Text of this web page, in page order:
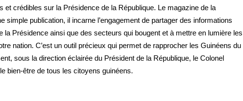
et crédibles sur la Présidence de la République. Le magazine de la
simple publication, il incarne l’engagement de partager des informations
la Présidence ainsi que des secteurs qui bougent et à mettre en lumière les
nation. C’est un outil précieux qui permet de rapprocher les Guinéens du
sous la direction éclairée du Président de la République, le Colonel
bien-être de tous les citoyens guinéens.